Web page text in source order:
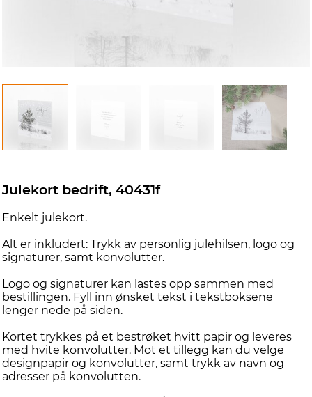
Julekort bedrift, 40431f
Enkelt julekort.
Alt er inkludert: Trykk av personlig julehilsen, logo og
signaturer, samt konvolutter.
Logo og signaturer kan lastes opp sammen med
bestillingen. Fyll inn ønsket tekst i tekstboksene
lenger nede på siden.
Kortet trykkes på et bestrøket hvitt papir og leveres
med hvite konvolutter. Mot et tillegg kan du velge
designpapir og konvolutter, samt trykk av navn og
adresser på konvolutten.